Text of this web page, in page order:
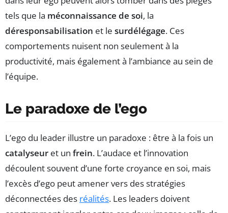
tels que la méconnaissance de soi, la
déresponsabilisation et le surdélégage. Ces
comportements nuisent non seulement à la
productivité, mais également à l’ambiance au sein de
l’équipe.
Le paradoxe de l’ego
L’ego du leader illustre un paradoxe : être à la fois un
catalyseur et un frein. L’audace et l’innovation
découlent souvent d’une forte croyance en soi, mais
l’excès d’ego peut amener vers des stratégies
déconnectées des réalités. Les leaders doivent